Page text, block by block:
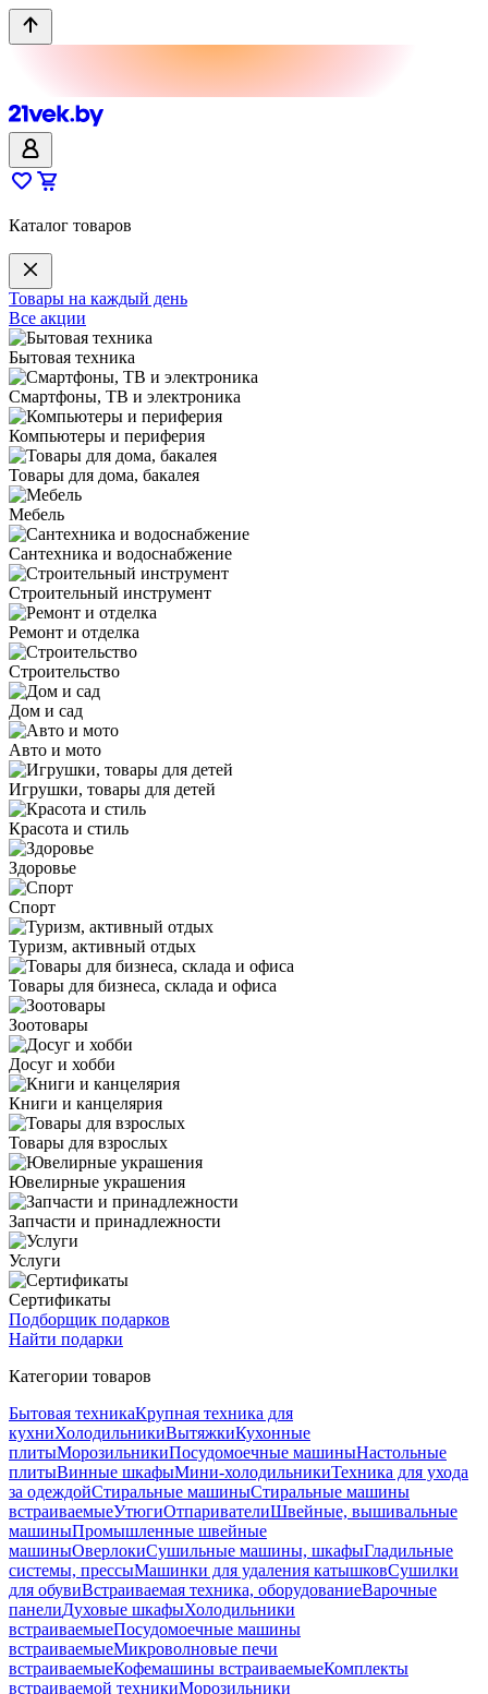
Каталог товаров
Товары на каждый день
Все акции
Бытовая техника
Смартфоны, ТВ и электроника
Компьютеры и периферия
Товары для дома, бакалея
Мебель
Сантехника и водоснабжение
Строительный инструмент
Ремонт и отделка
Строительство
Дом и сад
Авто и мото
Игрушки, товары для детей
Красота и стиль
Здоровье
Спорт
Туризм, активный отдых
Товары для бизнеса, склада и офиса
Зоотовары
Досуг и хобби
Книги и канцелярия
Товары для взрослых
Ювелирные украшения
Запчасти и принадлежности
Услуги
Сертификаты
Подборщик подарков
Найти подарки
Категории товаров
Бытовая техникаКрупная техника для
кухниХолодильникиВытяжкиКухонные
плитыМорозильникиПосудомоечные машиныНастольные
плитыВинные шкафыМини-холодильникиТехника для ухода
за одеждойСтиральные машиныСтиральные машины
встраиваемыеУтюгиОтпаривателиШвейные, вышивальные
машиныПромышленные швейные
машиныОверлокиСушильные машины, шкафыГладильные
системы, прессыМашинки для удаления катышковСушилки
для обувиВстраиваемая техника, оборудованиеВарочные
панелиДуховые шкафыХолодильники
встраиваемыеПосудомоечные машины
встраиваемыеМикроволновые печи
встраиваемыеКофемашины встраиваемыеКомплекты
встраиваемой техникиМорозильники